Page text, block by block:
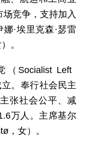
竞争，支持加入
·埃里克森·瑟雷
。
（Socialist Left
。奉行社会民主
张社会公平、减
万人。主席基尔
，女）。